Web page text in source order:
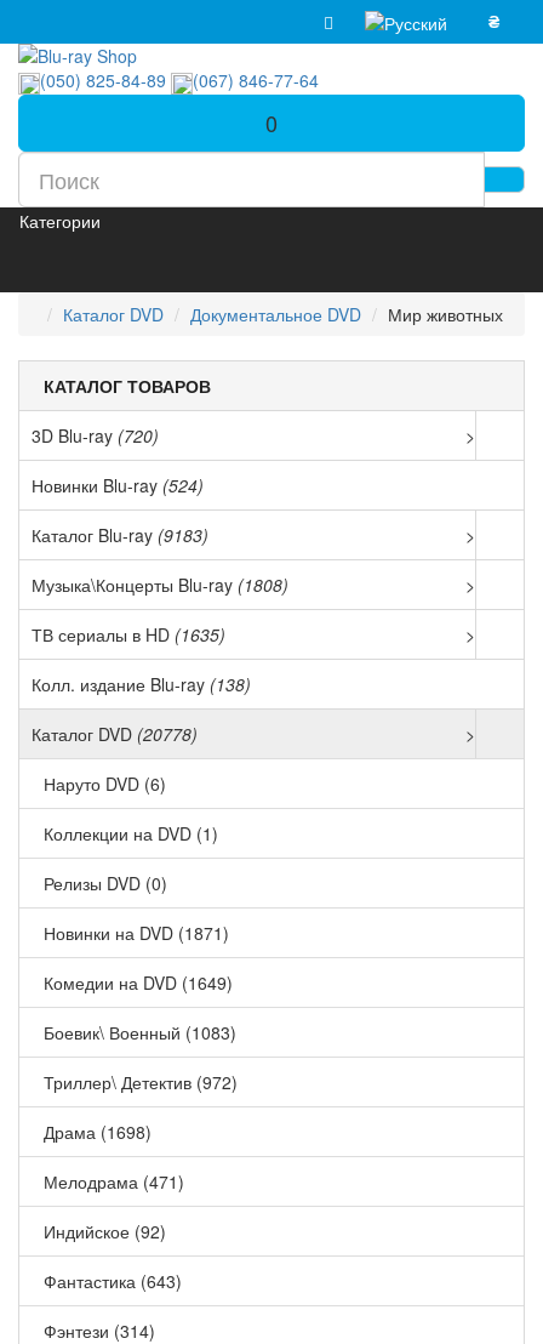
₴
(050) 825-84-89 (067) 846-77-64
0
Категории
Каталог DVD Документальное DVD Мир животных
КАТАЛОГ ТОВАРОВ
3D Blu-ray (720) >
Новинки Blu-ray (524)
Каталог Blu-ray (9183) >
Музыка\Концерты Blu-ray (1808) >
ТВ сериалы в HD (1635) >
Колл. издание Blu-ray (138)
Каталог DVD (20778) >
Наруто DVD (6)
Коллекции на DVD (1)
Релизы DVD (0)
Новинки на DVD (1871)
Комедии на DVD (1649)
Боевик\ Военный (1083)
Триллер\ Детектив (972)
Драма (1698)
Мелодрама (471)
Индийское (92)
Фантастика (643)
Фэнтези (314)